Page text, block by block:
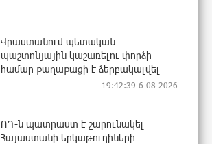
Վրաստանում պետական ​​
պաշտոնյային կաշառելու փորձի
համար քաղաքացի է ձերբակալվել
19:42:39 6-08-2026
ՌԴ-ն պատրաստ է շարունակել
Հայաստանի երկաթուղիների